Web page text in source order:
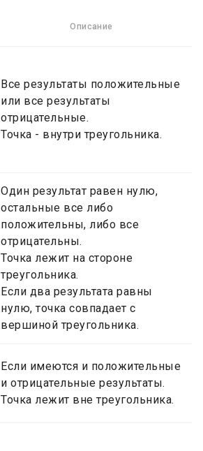
Описание
Все результаты положительные
или все результаты
отрицательные.
Точка - внутри треугольника.
Один результат равен нулю,
остальные все либо
положительны, либо все
отрицательны.
Точка лежит на стороне
треугольника.
Если два результата равны
нулю, точка совпадает с
вершиной треугольника.
Если имеются и положительные
и отрицательные результаты.
Точка лежит вне треугольника.